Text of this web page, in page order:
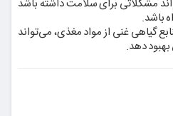
مشکلاتی برای سلامت داشته باشد
باشد.
گیاهی غنی از مواد مغذی، می‌تواند
دهد.